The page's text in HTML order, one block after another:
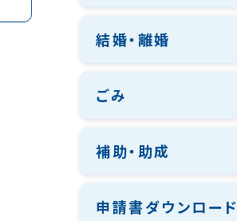
結婚・離婚
ごみ
補助・助成
申請書ダウンロード